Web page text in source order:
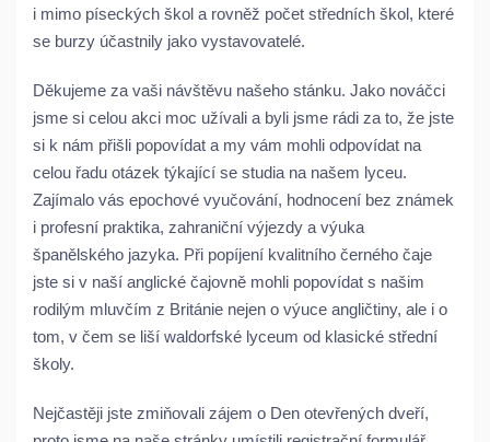
i mimo píseckých škol a rovněž počet středních škol, které
se burzy účastnily jako vystavovatelé.
Děkujeme za vaši návštěvu našeho stánku. Jako nováčci
jsme si celou akci moc užívali a byli jsme rádi za to, že jste
si k nám přišli popovídat a my vám mohli odpovídat na
celou řadu otázek týkající se studia na našem lyceu.
Zajímalo vás epochové vyučování, hodnocení bez známek
i profesní praktika, zahraniční výjezdy a výuka
španělského jazyka. Při popíjení kvalitního černého čaje
jste si v naší anglické čajovně mohli popovídat s našim
rodilým mluvčím z Británie nejen o výuce angličtiny, ale i o
tom, v čem se liší waldorfské lyceum od klasické střední
školy.
Nejčastěji jste zmiňovali zájem o Den otevřených dveří,